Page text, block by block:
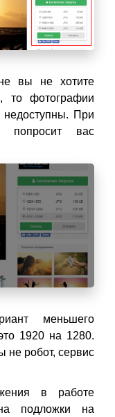
вы не хотите
то фотографии
недоступны. При
попросит вас
меньшего
1920 на 1280.
не робот, сервис
в работе
подложки на